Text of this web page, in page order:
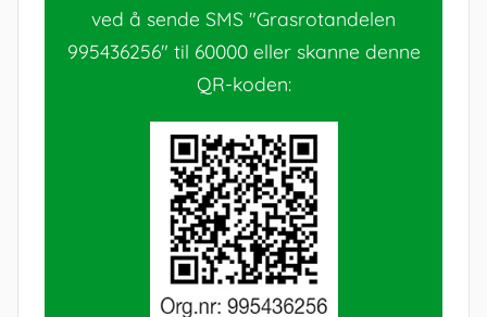
ved å sende SMS "Grasrotandelen
995436256" til 60000 eller skanne denne
QR-koden: